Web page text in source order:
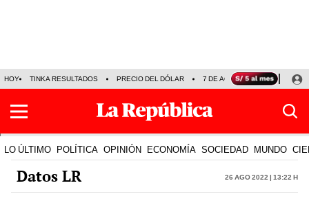
HOY TINKA RESULTADOS PRECIO DEL DÓLAR 7 DE AGOSTO OLLANTA
LO ÚLTIMO POLÍTICA OPINIÓN ECONOMÍA SOCIEDAD MUNDO
Datos LR 26 Ago 2022 | 13:22 h